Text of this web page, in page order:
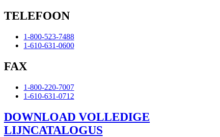
TELEFOON
1-800-523-7488
1-610-631-0600
FAX
1-800-220-7007
1-610-631-0712
DOWNLOAD VOLLEDIGE
LIJNCATALOGUS